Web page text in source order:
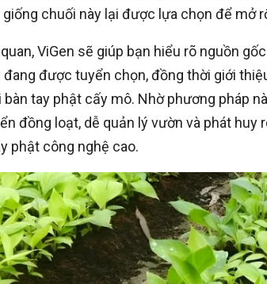
giống chuối này lại được lựa chọn để mở
ViGen sẽ giúp bạn hiểu rõ nguồn
được tuyển chọn, đồng thời giới
bàn tay phật cấy mô. Nhờ phương pháp
đồng loạt, dễ quản lý vườn và phát
phật công nghệ cao.